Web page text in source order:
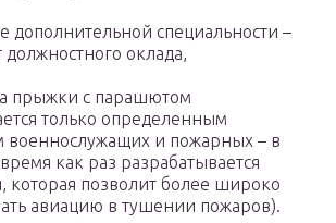
дополнительной специальности –
оклада,
прыжки с парашютом
только определенным
военнослужащих и пожарных – в
как раз разрабатывается
которая позволит более широко
авиацию в тушении пожаров).